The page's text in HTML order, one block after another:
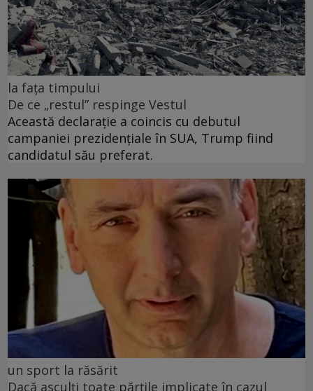
la fața timpului
De ce „restul” respinge Vestul
Această declarație a coincis cu debutul
campaniei prezidențiale în SUA, Trump fiind
candidatul său preferat.
un sport la răsărit
Dacă asculți toate părțile implicate în cazul